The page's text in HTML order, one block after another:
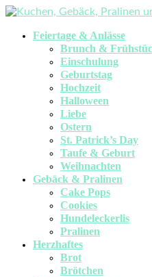
Feiertage & Anlässe
Brunch &
Einschulung
Geburtstag
Hochzeit
Halloween
Liebe
Ostern
St. Patrick’s Day
Taufe & Geburt
Weihnachten
Gebäck & Pralinen
Cake Pops
Cookies
Hundeleckerlis
Pralinen
Herzhaftes
Brot
Brötchen